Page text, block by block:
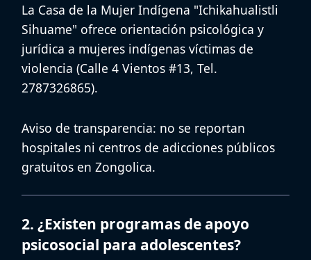
La Casa de la Mujer Indígena "Ichikahualistli
Sihuame" ofrece orientación psicológica y
jurídica a mujeres indígenas víctimas de
violencia (Calle 4 Vientos #13, Tel.
2787326865).
Aviso de transparencia: no se reportan
hospitales ni centros de adicciones públicos
gratuitos en Zongolica.
2. ¿Existen programas de apoyo
psicosocial para adolescentes?